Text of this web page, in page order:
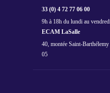
33 (0) 4 72 77 06 00
9h à 18h du lundi au
ECAM LaSalle
40, montée Saint-
05